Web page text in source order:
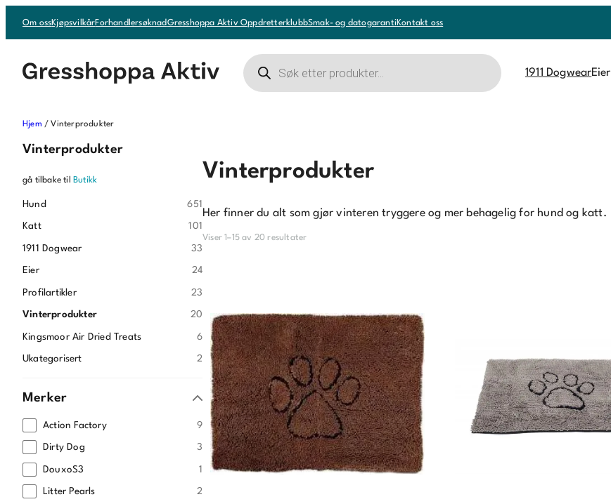
Om ossKjøpsvilkårForhandlersøknadGresshoppa Aktiv OppdretterklubbSmak- og datogarantiKontakt oss
Products
search
1911 DogwearEier
Hjem / Vinterprodukter
Vinterprodukter
gå tilbake til Butikk
Hund 651
Katt 101
1911 Dogwear 33
Eier 24
Profilartikler 23
Vinterprodukter 20
Kingsmoor Air Dried Treats 6
Ukategorisert 2
Merker
Action Factory 9
Dirty Dog 3
DouxoS3 1
Litter Pearls 2
Vinterprodukter
Her finner du alt som gjør vinteren tryggere og mer behagelig for hund og katt.
Viser 1–15 av 20 resultater